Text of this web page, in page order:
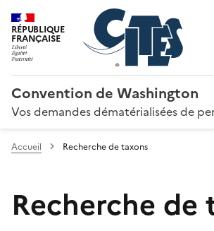
RÉPUBLIQUE
FRANÇAISE
Convention de Washington
Vos demandes dématérialisées de
Accueil Recherche de taxons
Recherche de